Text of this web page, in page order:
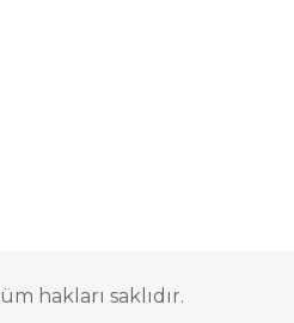
hakları saklıdır.